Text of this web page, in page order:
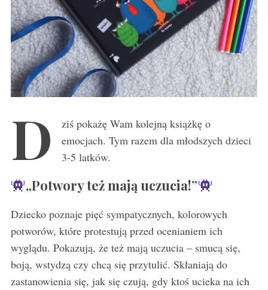
D
ziś pokażę Wam kolejną książkę o
emocjach. Tym razem dla młodszych dzieci
3-5 latków.
„Potwory też mają uczucia!”
Dziecko poznaje pięć sympatycznych, kolorowych
potworów, które protestują przed ocenianiem ich
wyglądu. Pokazują, że też mają uczucia – smucą się,
boją, wstydzą czy chcą się przytulić. Skłaniają do
zastanowienia się, jak się czują, gdy ktoś ucieka na ich